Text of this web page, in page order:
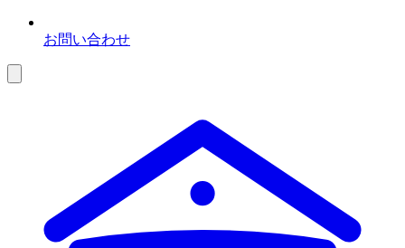
お問い合わせ